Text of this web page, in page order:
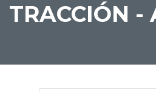
TRACCIÓN -